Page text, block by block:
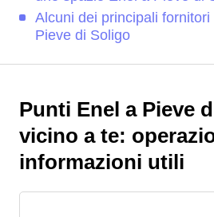
Alcuni dei principali
Pieve di Soligo
Punti Enel a Pieve
vicino a te:
informazioni utili